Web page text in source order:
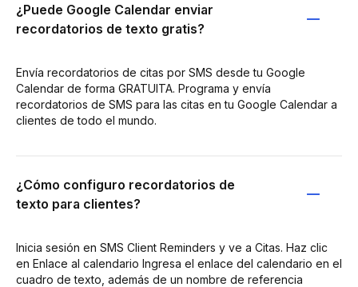
¿Puede Google Calendar enviar
recordatorios de texto gratis?
Envía recordatorios de citas por SMS desde tu Google
Calendar de forma GRATUITA. Programa y envía
recordatorios de SMS para las citas en tu Google Calendar a
clientes de todo el mundo.
¿Cómo configuro recordatorios de
texto para clientes?
Inicia sesión en SMS Client Reminders y ve a Citas. Haz clic
en Enlace al calendario Ingresa el enlace del calendario en el
cuadro de texto, además de un nombre de referencia